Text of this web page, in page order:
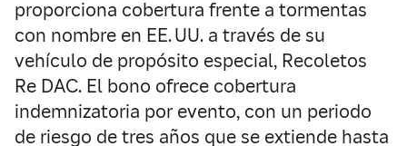
proporciona cobertura frente a tormentas
con nombre en EE. UU. a través de su
vehículo de propósito especial, Recoletos
Re DAC. El bono ofrece cobertura
indemnizatoria por evento, con un periodo
de riesgo de tres años que se extiende hasta